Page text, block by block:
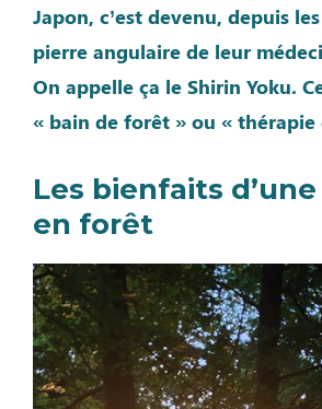
Japon, c’est devenu, depuis
pierre angulaire de leur
On appelle ça le Shirin Yoku.
« bain de forêt » ou « thérapie
Les bienfaits
en forêt